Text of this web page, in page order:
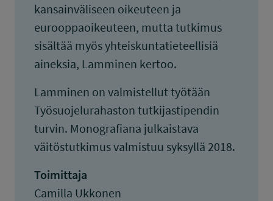
kansainväliseen oikeuteen ja
eurooppaoikeuteen, mutta tutkimus
sisältää myös yhteiskuntatieteellisiä
aineksia, Lamminen kertoo.
Lamminen on valmistellut työtään
Työsuojelurahaston tutkijastipendin
turvin. Monografiana julkaistava
väitöstutkimus valmistuu syksyllä 2018.
Toimittaja
Camilla Ukkonen